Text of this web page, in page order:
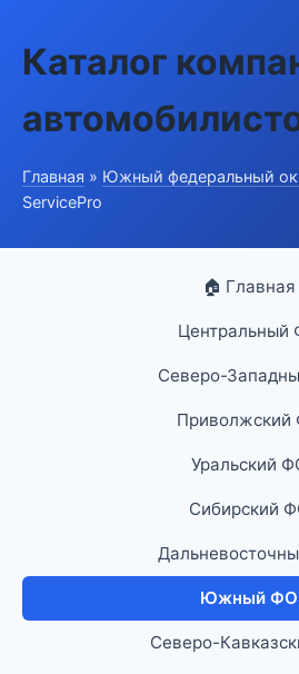
Каталог
Главная » Южный федеральный
ServicePro
🏠 Главная
Центральный
Северо-
Приволжский
Уральский
Сибирский
Южный ФО
Северо-